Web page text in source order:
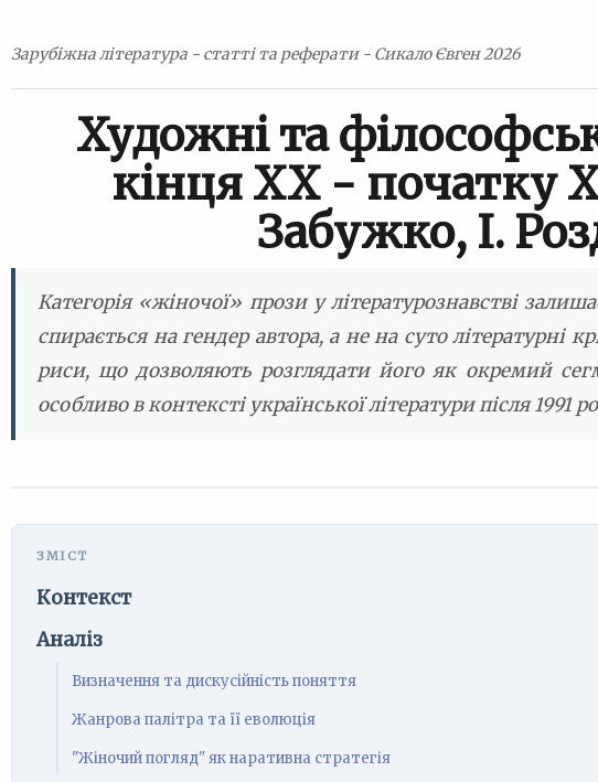
Зарубіжна література - статті та реферати - Сикало Євген 2026
Художні та
кінця ХХ - початку
Забужко, І.
Категорія «жіночої» прози у літературознавстві
спирається на гендер автора, а не на суто літературні
риси, що дозволяють розглядати його як окремий
особливо в контексті української літератури після 1991
Контекст
Аналіз
Визначення та дискусійність поняття
Жанрова палітра та її еволюція
"Жіночий погляд" як наративна стратегія